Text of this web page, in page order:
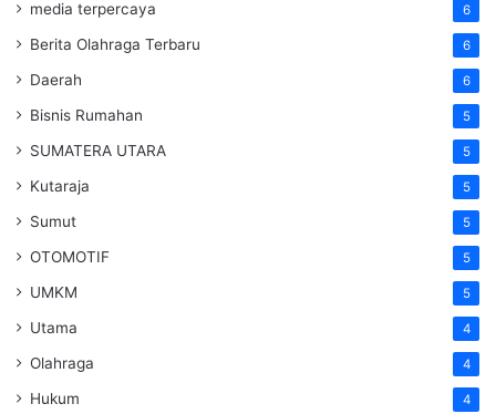
media terpercaya 6
Berita Olahraga Terbaru 6
Daerah 6
Bisnis Rumahan 5
SUMATERA UTARA 5
Kutaraja 5
Sumut 5
OTOMOTIF 5
UMKM 5
Utama 4
Olahraga 4
Hukum 4